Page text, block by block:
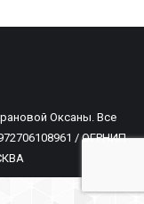
Оксаны. Все
/ ОГРНИП